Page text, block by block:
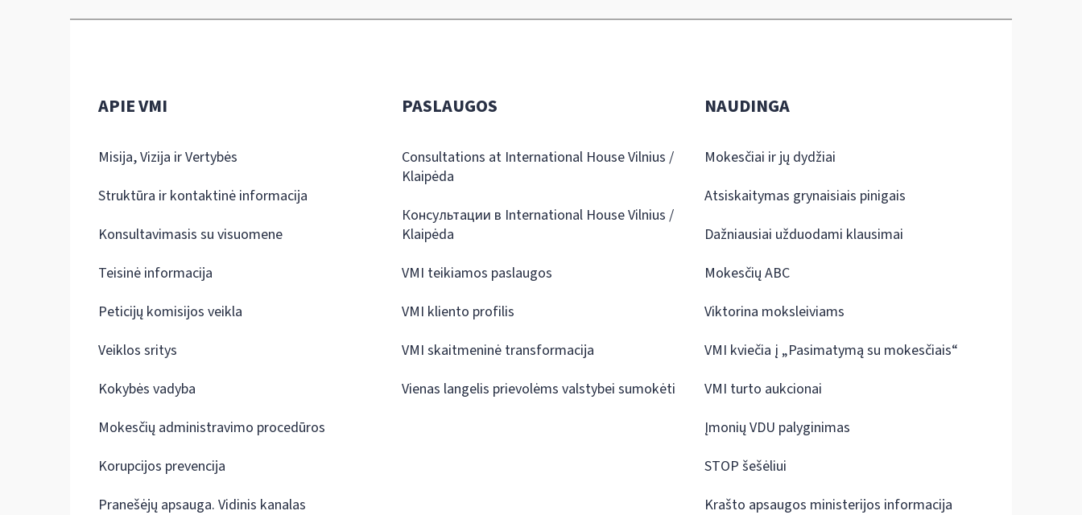
APIE VMI
Misija, Vizija ir Vertybės
Struktūra ir kontaktinė informacija
Konsultavimasis su visuomene
Teisinė informacija
Peticijų komisijos veikla
Veiklos sritys
Kokybės vadyba
Mokesčių administravimo procedūros
Korupcijos prevencija
Pranešėjų apsauga. Vidinis kanalas
PASLAUGOS
Consultations at International House Vilnius /
Klaipėda
Консультации в International House Vilnius /
Klaipėda
VMI teikiamos paslaugos
VMI kliento profilis
VMI skaitmeninė transformacija
Vienas langelis prievolėms valstybei sumokėti
NAUDINGA
Mokesčiai ir jų dydžiai
Atsiskaitymas grynaisiais pinigais
Dažniausiai užduodami klausimai
Mokesčių ABC
Viktorina moksleiviams
VMI kviečia į „Pasimatymą su mokesčiais“
VMI turto aukcionai
Įmonių VDU palyginimas
STOP šešėliui
Krašto apsaugos ministerijos informacija